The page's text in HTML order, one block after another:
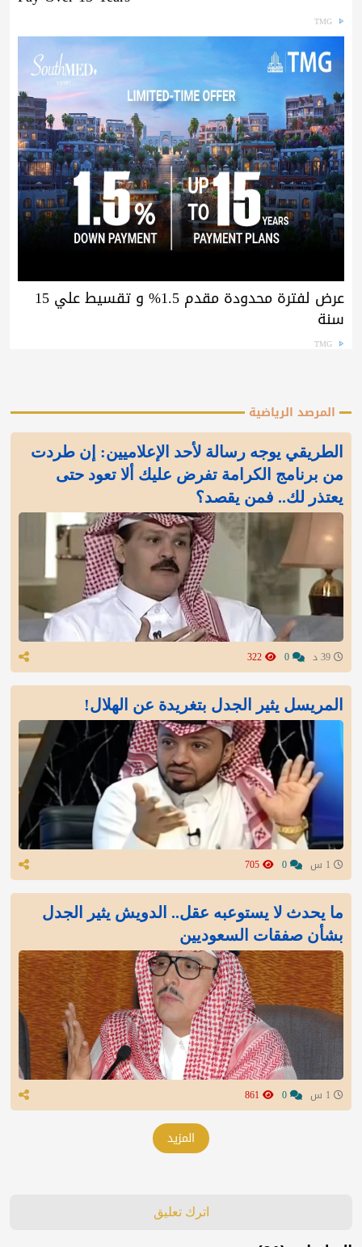
TMG
عرض لفترة محدودة مقدم 1.5% و تقسيط علي 15
سنة
TMG
المرصد الرياضية
الطريقي يوجه رسالة لأحد الإعلاميين: إن طردت
من برنامج الكرامة تفرض عليك ألا تعود حتى
يعتذر لك.. فمن يقصد؟
المريسل يثير الجدل بتغريدة عن الهلال!
ما يحدث لا يستوعبه عقل.. الدويش يثير الجدل
بشأن صفقات السعوديين
المزيد
اترك تعليق